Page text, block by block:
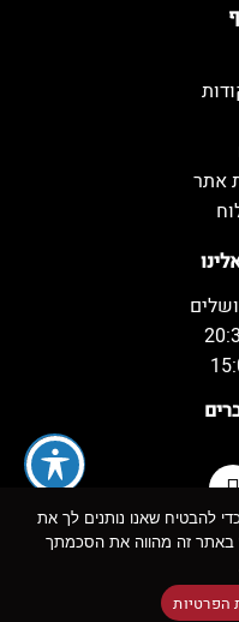
אתר
המשמח ©
לידיעתך אנו משתמשים בקובצי Cookie כדי להבטיח שאנו נותנים לך את
באתר זה מהווה את הסכמתך
הפרטיות